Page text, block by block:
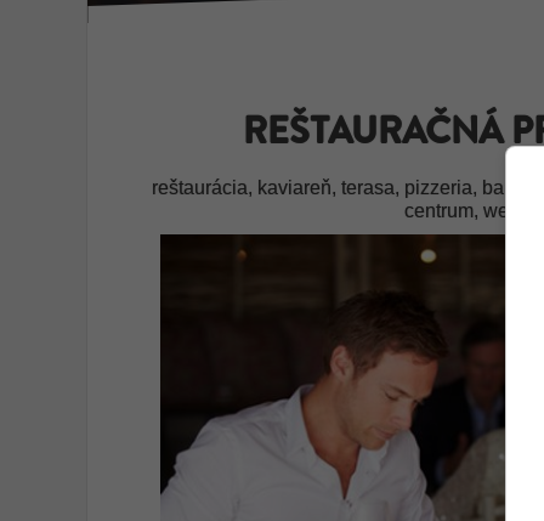
REŠTAURAČNÁ
reštaurácia, kaviareň, terasa, pizzeria, bar,
centrum,